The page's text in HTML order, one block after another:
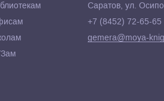
Саратов, ул.
+7 (8452) 72-65-65
gemera@moya-